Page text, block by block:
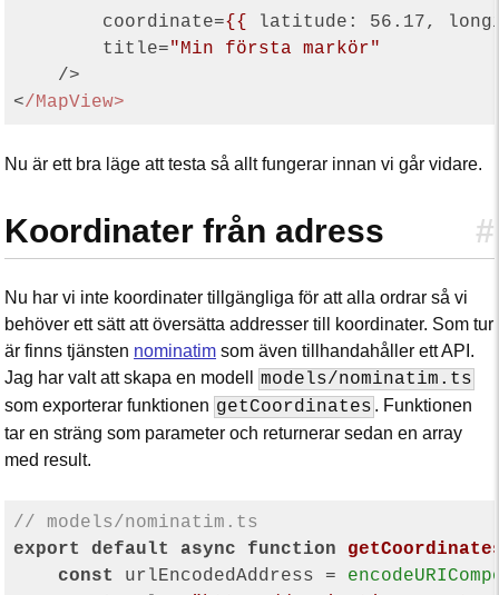
coordinate={{ latitude: 56.17,
title="Min första markör"
    />
<
Nu är ett bra läge att testa så allt fungerar innan vi går vidare.
#
Koordinater från adress
Nu har vi inte koordinater tillgängliga för att alla ordrar så vi
behöver ett sätt att översätta addresser till koordinater. Som tur
är finns tjänsten nominatim som även tillhandahåller ett API.
Jag har valt att skapa en modell
models/nominatim.ts
som exporterar funktionen getCoordinates . Funktionen
tar en sträng som parameter och returnerar sedan en array
med result.
// models/nominatim.ts
export
default async function
const
urlEncodedAddress =